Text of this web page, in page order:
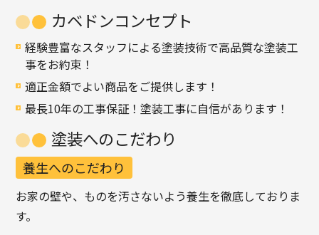
カベドンコンセプト
経験豊富なスタッフによる塗装技術で高品質な塗装工
事をお約束！
適正金額でよい商品をご提供します！
最長10年の工事保証！塗装工事に自信があります！
塗装へのこだわり
養生へのこだわり
お家の壁や、ものを汚さないよう養生を徹底しておりま
す。